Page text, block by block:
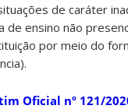
de caráter
de ensino não
por meio do
Oficial nº 121/